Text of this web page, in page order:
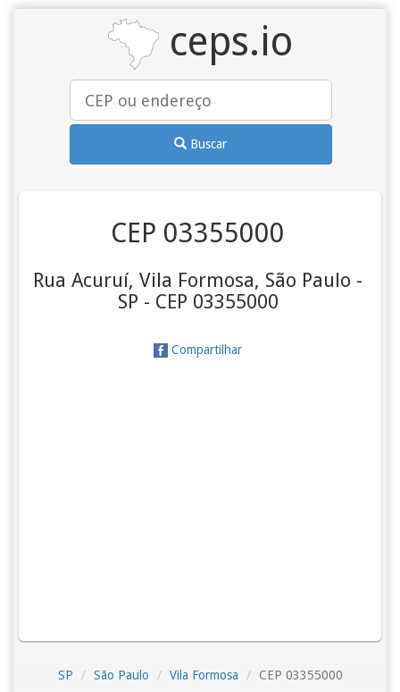
ceps.io
Buscar
CEP 03355000
Rua Acuruí, Vila Formosa, São Paulo -
SP - CEP 03355000
Compartilhar
SP São Paulo Vila Formosa CEP 03355000